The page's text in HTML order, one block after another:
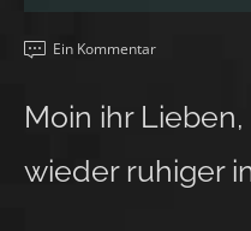
Ein Kommentar
Moin ihr Lieben,
wieder ruhiger